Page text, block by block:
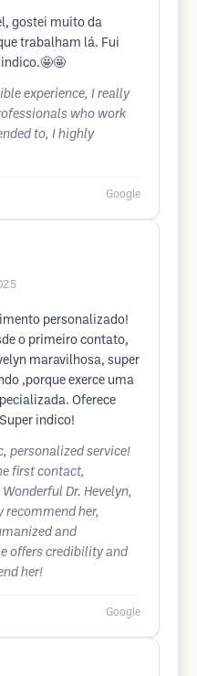
gostei muito da
trabalham lá. Fui
experience, I really
who work
to, I highly
Google
personalizado!
o primeiro contato,
maravilhosa, super
,porque exerce uma
Oferece
indico!
personalized service!
first contact,
Dr. Hevelyn,
recommend her,
and
offers credibility and
her!
Google